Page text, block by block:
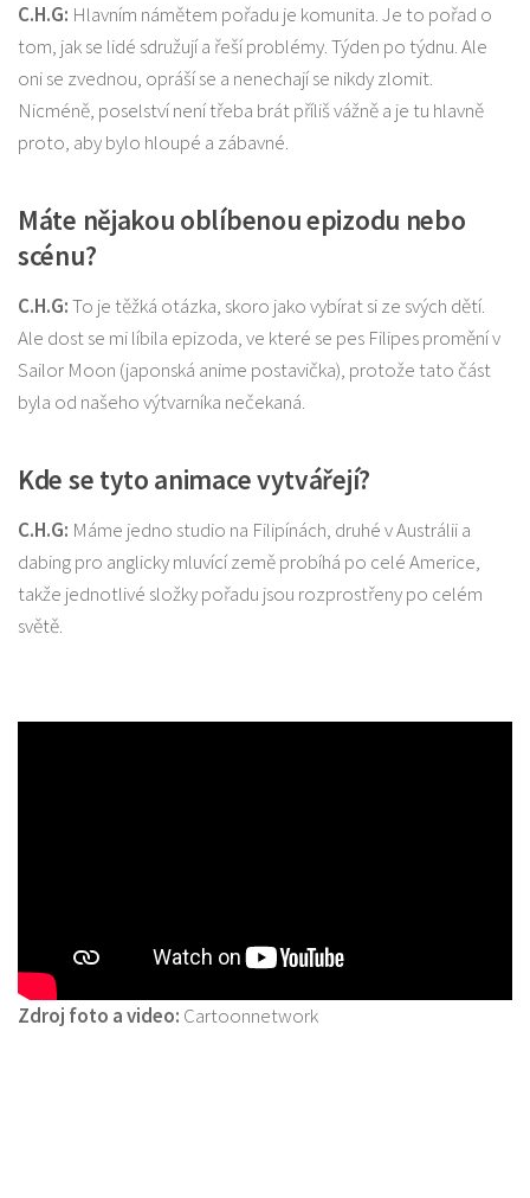
C.H.G: Hlavním námětem pořadu je komunita. Je to pořad o
tom, jak se lidé sdružují a řeší problémy. Týden po týdnu. Ale
oni se zvednou, opráší se a nenechají se nikdy zlomit.
Nicméně, poselství není třeba brát příliš vážně a je tu hlavně
proto, aby bylo hloupé a zábavné.
Máte nějakou oblíbenou epizodu nebo
scénu?
C.H.G:To je těžká otázka, skoro jako vybírat si ze svých dětí.
Ale dost se mi líbila epizoda, ve které se pes Filipes promění v
Sailor Moon (japonská anime postavička), protože tato část
byla od našeho výtvarníka nečekaná.
Kde se tyto animace vytvářejí?
C.H.G: Máme jedno studio na Filipínách, druhé v Austrálii a
dabing pro anglicky mluvící země probíhá po celé Americe,
takže jednotlivé složky pořadu jsou rozprostřeny po celém
světě.
Zdroj foto a video: Cartoonnetwork